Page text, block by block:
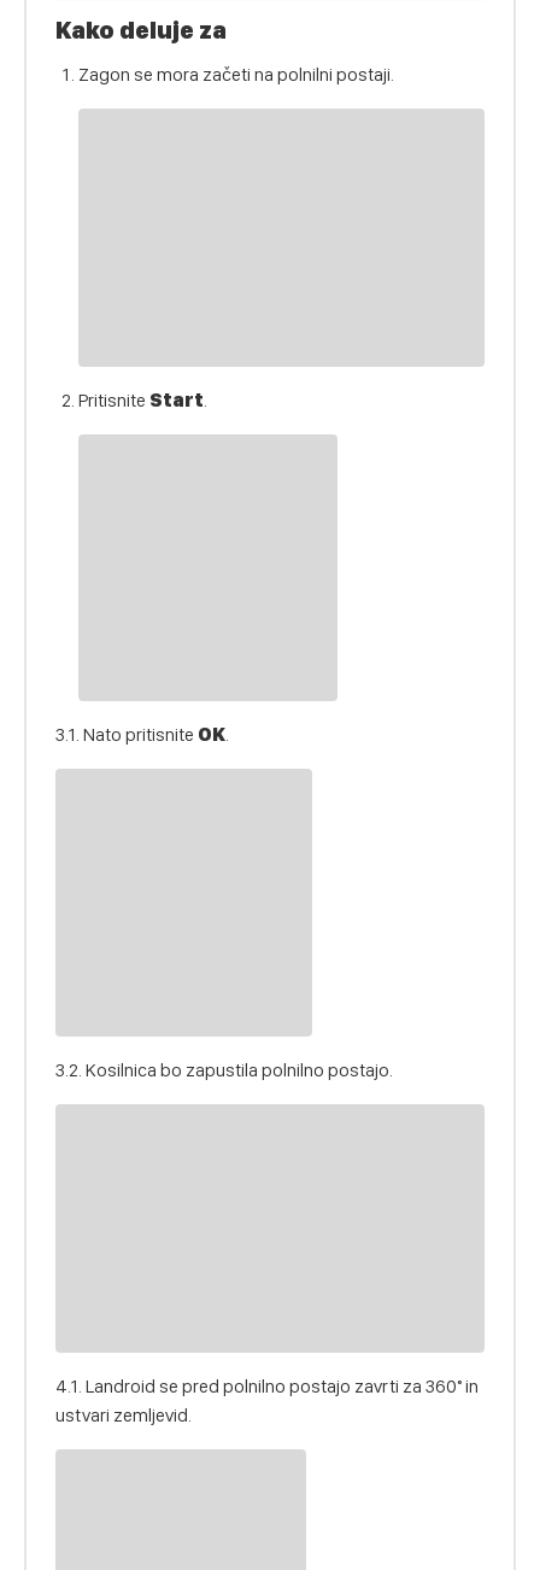
Kako deluje za
Zagon se mora začeti na polnilni postaji.
Pritisnite Start.
3.1. Nato pritisnite OK.
3.2. Kosilnica bo zapustila polnilno postajo.
4.1. Landroid se pred polnilno postajo zavrti za 360° in
ustvari zemljevid.